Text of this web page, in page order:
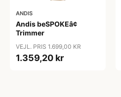
ANDIS
Andis beSPOKEâ¢
Trimmer
VEJL. PRIS 1.699,00 KR
1.359,20 kr